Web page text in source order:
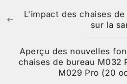
L'impact des chaises
sur la
Aperçu des nouvelles
chaises de bureau M032
M029 Pro (20